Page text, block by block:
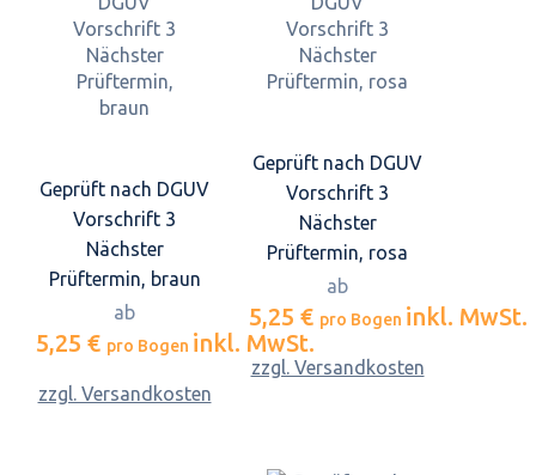
Geprüft nach DGUV
Vorschrift 3
Nächster
Prüftermin, braun
ab
5,25 € pro Bogen inkl. MwSt.
zzgl. Versandkosten
Geprüft nach DGUV
Vorschrift 3
Nächster
Prüftermin, rosa
ab
5,25 € pro Bogen inkl. MwSt.
zzgl. Versandkosten